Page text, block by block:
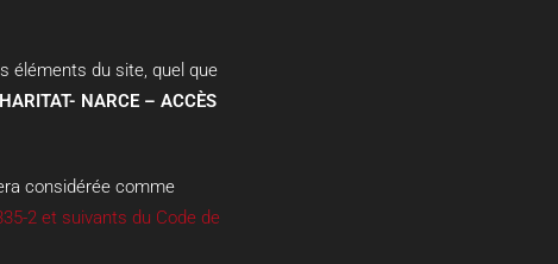
éléments du site, quel que
NARCE – ACCÈS
considérée comme
2 et suivants du Code de